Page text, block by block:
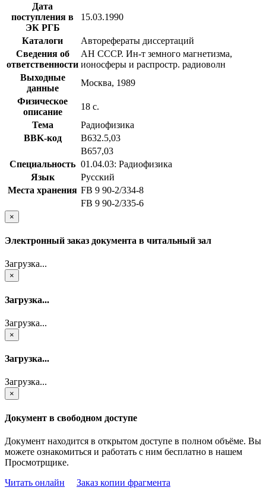
Дата
поступления в
ЭК РГБ
15.03.1990
Каталоги
Авторефераты диссертаций
Сведения об
ответственности
АН СССР. Ин-т земного магнетизма,
ионосферы и распростр. радиоволн
Выходные
данные
Москва, 1989
Физическое
описание
18 с.
Тема
Радиофизика
BBK-код
В632.5,03
В657,03
Специальность 01.04.03: Радиофизика
Язык
Русский
Места хранения FB 9 90-2/334-8
FB 9 90-2/335-6
×
Электронный заказ документа в читальный зал
Загрузка...
×
Загрузка...
Загрузка...
×
Загрузка...
Загрузка...
×
Документ в свободном доступе
Документ находится в открытом доступе в полном объёме. Вы
можете ознакомиться и работать с ним бесплатно в нашем
Просмотрщике.
Читать онлайн
Заказ копии фрагмента